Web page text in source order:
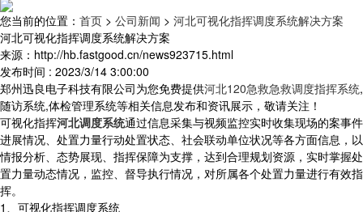
您当前的位置： 首页 > 公司新闻 > 河北可视化指挥调度系统解决方案
河北可视化指挥调度系统解决方案
来源：http://hb.fastgood.cn/news923715.html
发布时间 : 2023/3/14 3:00:00
郑州迅良电子科技有限公司为您免费提供河北120急救急救调度指挥系统,
随访系统,体检管理系统等相关信息发布和资讯展示，敬请关注！
可视化指挥河北调度系统通过信息采集与视频监控实时收集现场的案事件
进展情况、处置力量行动处置状态、社会联动单位状况等各方面信息，以
情报分析、态势展现、指挥保障为支撑，达到合理规划资源，实时掌握处
置力量动态情况，监控、督导执行情况，对所属各个处置力量进行有效指
挥。
1、可视化指挥调度系统